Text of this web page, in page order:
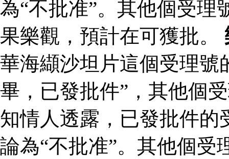
為“不批准”。其他個受理
果樂觀，預計在可獲批。
華海纈沙坦片這個受理號
畢，已發批件”，其他個
知情人透露，已發批件的
論為“不批准”。其他個受